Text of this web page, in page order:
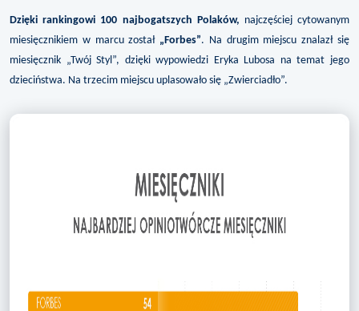
Dzięki rankingowi 100 najbogatszych Polaków, najczęściej cytowanym
miesięcznikiem w marcu został „Forbes”. Na drugim miejscu znalazł się
miesięcznik „Twój Styl”, dzięki wypowiedzi Eryka Lubosa na temat jego
dzieciństwa. Na trzecim miejscu uplasowało się „Zwierciadło”.